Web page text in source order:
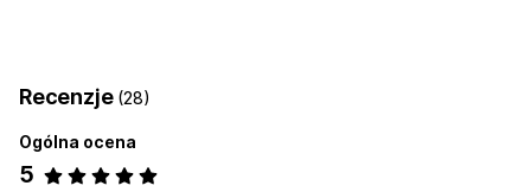
Zarządzanie SKU
Niestandardowe szablony
Recenzje (28)
Ogólna ocena
5